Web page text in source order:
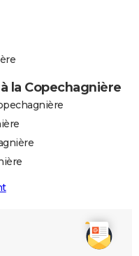
la Copechagnière